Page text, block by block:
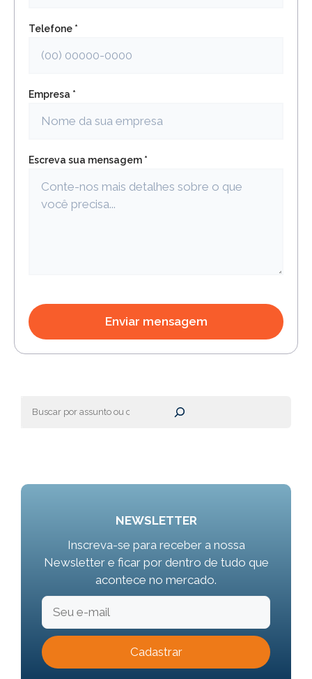
Telefone *
Empresa *
Escreva sua mensagem *
NEWSLETTER
Inscreva-se para receber a nossa
Newsletter e ficar por dentro de tudo que
acontece no mercado.